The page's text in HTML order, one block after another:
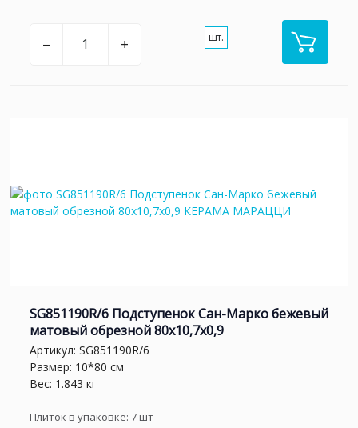
– + шт.
SG851190R/6 Подступенок Сан-Марко бежевый
матовый обрезной 80x10,7x0,9
Артикул: SG851190R/6
Размер: 10*80 см
Вес: 1.843 кг
Плиток в упаковке: 7шт